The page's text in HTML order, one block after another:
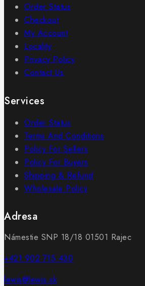
Order Status
Checkout
My Account
Locality
Privacy Policy
Contact Us
Services
Order Status
Terms And Conditions
Policy For Sellers
Policy For Buyers
Shipping & Refund
Wholesale Policy
Adresa
Námestie SNP 18/18 01501 Rajec
+421 902 715 430
lewis@lewis.sk